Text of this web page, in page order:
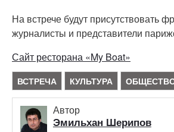
На встрече будут присутствовать
журналисты и представители
Сайт ресторана «My Boat»
ВСТРЕЧА КУЛЬТУРА
Автор
Эмильхан Шерипов